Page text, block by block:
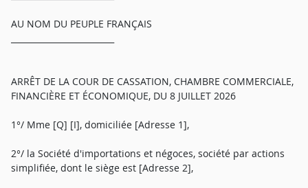
AU NOM DU PEUPLE FRANÇAIS
ARRÊT DE LA COUR DE CASSATION, CHAMBRE COMMERCIALE,
FINANCIÈRE ET ÉCONOMIQUE, DU 8 JUILLET 2026
1°/ Mme [Q] [I], domiciliée [Adresse 1],
2°/ la Société d'importations et négoces, société par actions
simplifiée, dont le siège est [Adresse 2],